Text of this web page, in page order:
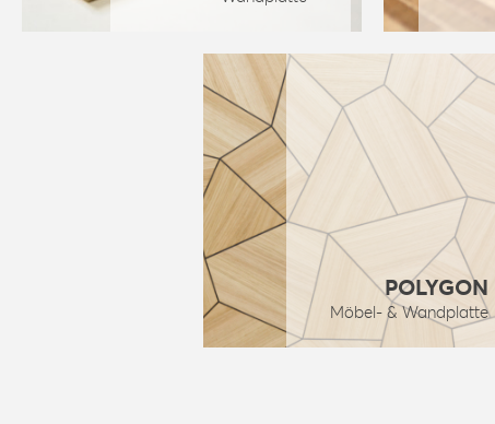
POLYGON
Möbel- & Wandplatte